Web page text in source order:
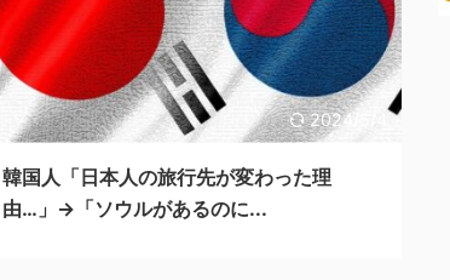
2024/5/4
韓国人「日本人の旅行先が変わった理
由…」→「ソウルがあるのに...